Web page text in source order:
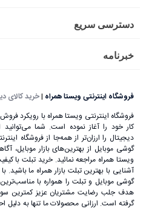
دسترسی سریع
خبرنامه
فروشگاه اینترنتی ویستا همراه |خرید کالای
فروشگاه اینترنتی ویستا همراه با رویکرد
کار خود را آغاز نموده است. شما می‌توانید
دیجیتال را ارزان‌تر از همه‌جا از فروشگاه
گوشی موبایل از بهترین‌های بازار
ویستا همراه مراجعه نمائید. خرید تبلت با
آشنایی با بهترین تبلت بازار همراه ما باشید.
گوشی موبایل و تبلت را همواره با
هدف جلب رضایت مشتریان عزیز کمترین
گرفته است. ارزانی محصولات ما تنها به